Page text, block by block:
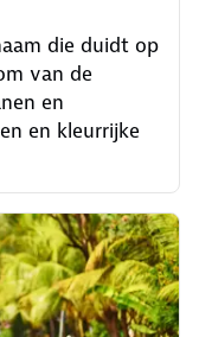
die duidt op
van de
en
en kleurrijke